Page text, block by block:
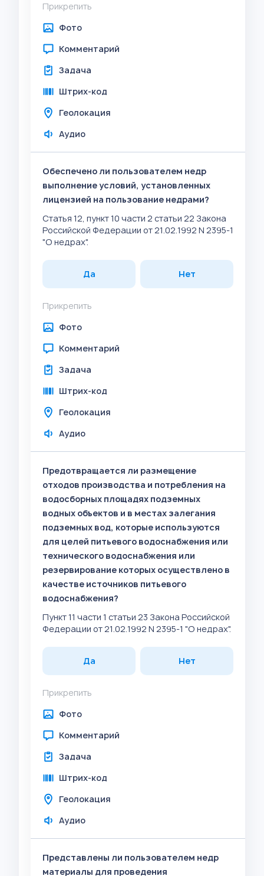
Прикрепить
Фото
Комментарий
Задача
Штрих-код
Геолокация
Аудио
Обеспечено ли пользователем недр
выполнение условий, установленных
лицензией на пользование недрами?
Статья 12, пункт 10 части 2 статьи 22 Закона
Российской Федерации от 21.02.1992 N 2395-1
"О недрах".
Да Нет
Прикрепить
Фото
Комментарий
Задача
Штрих-код
Геолокация
Аудио
Предотвращается ли размещение
отходов производства и потребления на
водосборных площадях подземных
водных объектов и в местах залегания
подземных вод, которые используются
для целей питьевого водоснабжения или
технического водоснабжения или
резервирование которых осуществлено в
качестве источников питьевого
водоснабжения?
Пункт 11 части 1 статьи 23 Закона Российской
Федерации от 21.02.1992 N 2395-1 "О недрах".
Да Нет
Прикрепить
Фото
Комментарий
Задача
Штрих-код
Геолокация
Аудио
Представлены ли пользователем недр
материалы для проведения